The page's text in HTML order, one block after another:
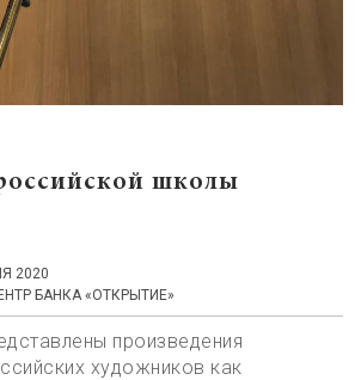
школы
2020
БАНКА «ОТКРЫТИЕ»
произведения
художников как